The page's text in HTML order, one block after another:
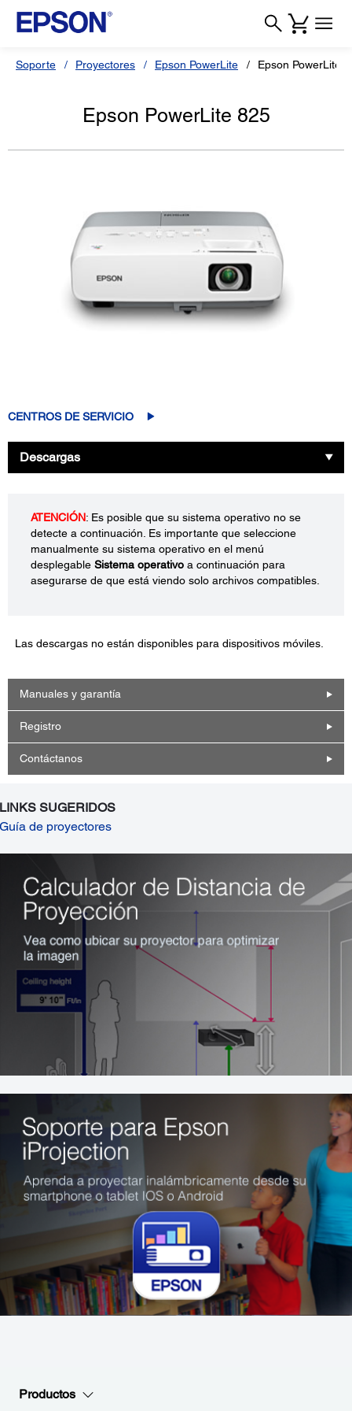
Soporte Proyectores Epson PowerLite Epson PowerLite
Epson PowerLite 825
CENTROS DE SERVICIO
Descargas
ATENCIÓN: Es posible que su sistema operativo no se
detecte a continuación. Es importante que seleccione
manualmente su sistema operativo en el menú
desplegable Sistema operativo a continuación para
asegurarse de que está viendo solo archivos compatibles.
Las descargas no están disponibles para dispositivos móviles.
Manuales y garantía
Registro
Contáctanos
LINKS SUGERIDOS
Guía de proyectores
Productos